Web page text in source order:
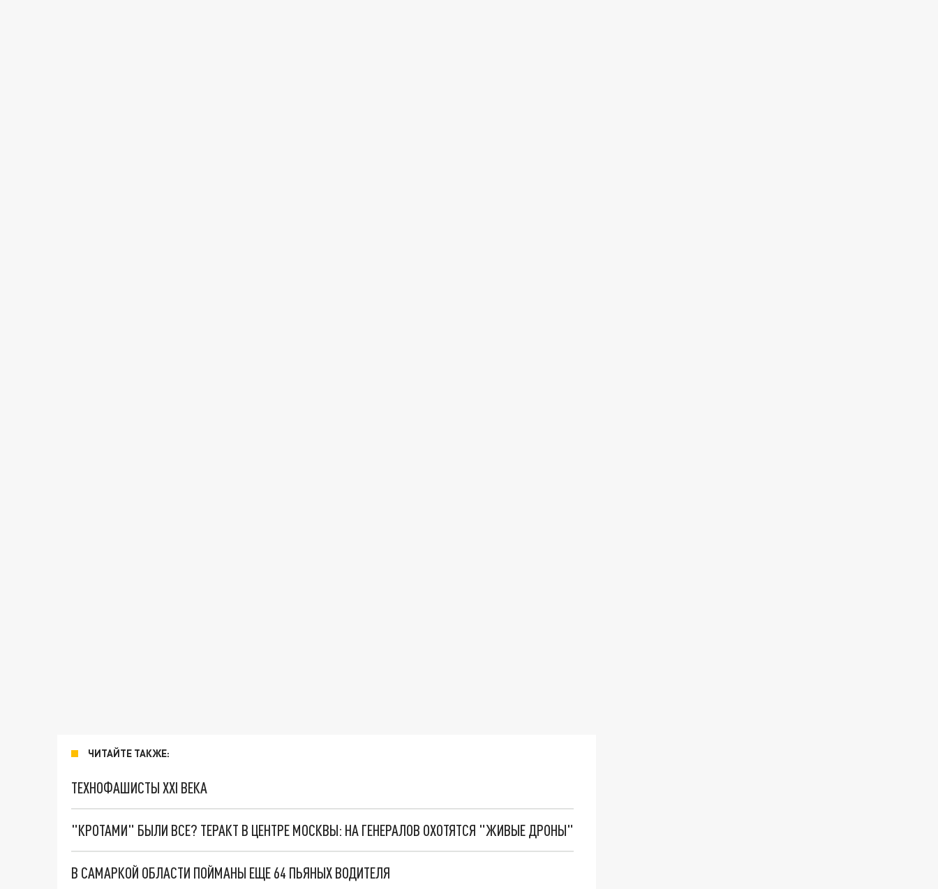
ЧИТАЙТЕ ТАКЖЕ:
ТЕХНОФАШИСТЫ XXI ВЕКА
"КРОТАМИ" БЫЛИ ВСЕ? ТЕРАКТ В ЦЕНТРЕ МОСКВЫ: НА ГЕНЕРАЛОВ ОХОТЯТСЯ "ЖИВЫЕ ДРОНЫ"
В САМАРКОЙ ОБЛАСТИ ПОЙМАНЫ ЕЩЕ 64 ПЬЯНЫХ ВОДИТЕЛЯ